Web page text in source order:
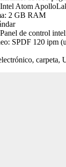
Atom
2 GB RAM
de control
SPDF 120 ipm
carpeta,